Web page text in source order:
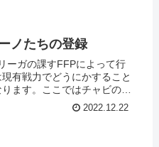
ノたちの登録
ーガの課すFFPによって行
有戦力でどうにかすること
ます。ここではチャビの発
2022.12.22